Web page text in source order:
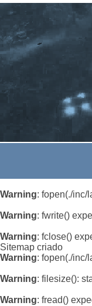
Warning: fopen(./inc/
Warning: fwrite()
Warning: fclose()
Sitemap criado
Warning: fopen(./inc/
Warning: filesize():
Warning: fread()